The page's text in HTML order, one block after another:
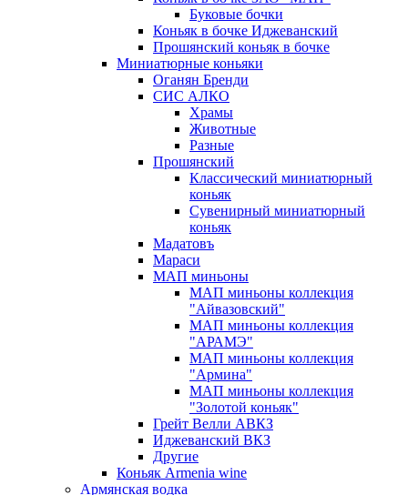
Буковые бочки
Коньяк в бочке Иджеванский
Прошянский коньяк в бочке
Миниатюрные коньяки
Оганян Бренди
СИС АЛКО
Храмы
Животные
Разные
Прошянский
Классический миниатюрный
коньяк
Сувенирный миниатюрный
коньяк
Мадатовъ
Мараси
МАП миньоны
МАП миньоны коллекция
"Айвазовский"
МАП миньоны коллекция
"АРАМЭ"
МАП миньоны коллекция
"Армина"
МАП миньоны коллекция
"Золотой коньяк"
Грейт Велли АВКЗ
Иджеванский ВКЗ
Другие
Коньяк Armenia wine
Армянская водка